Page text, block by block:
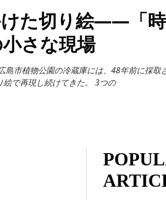
Privacy Policy
Cookie Policy
Contact Us
た切り絵——「
さな現場
市植物公園の冷蔵庫には、48年前に採取
で再現し続けてきた。 3つの
nootbaarhachimura